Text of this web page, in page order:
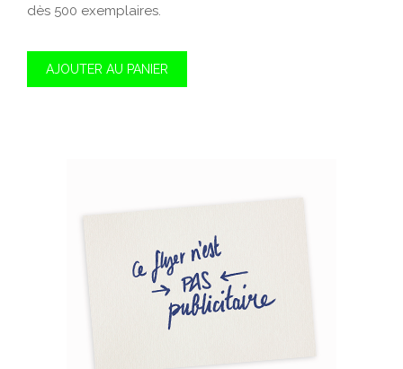
dès 500 exemplaires.
AJOUTER AU PANIER